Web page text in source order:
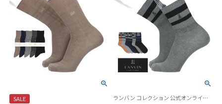
SALE
ランバン コレクション 公式オンラインショップ 紳士 靴下